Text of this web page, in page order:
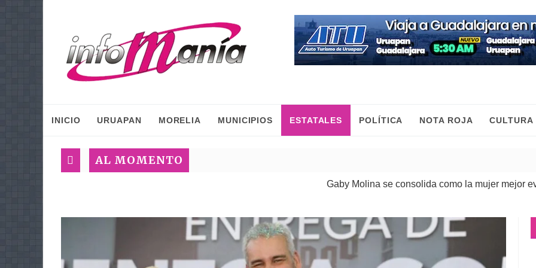
INICIO URUAPAN MORELIA MUNICIPIOS ESTATALES POLÍTICA NOTA ROJA CULTURA
AL MOMENTO
Gaby Molina se consolida como la mujer mejor evaluada